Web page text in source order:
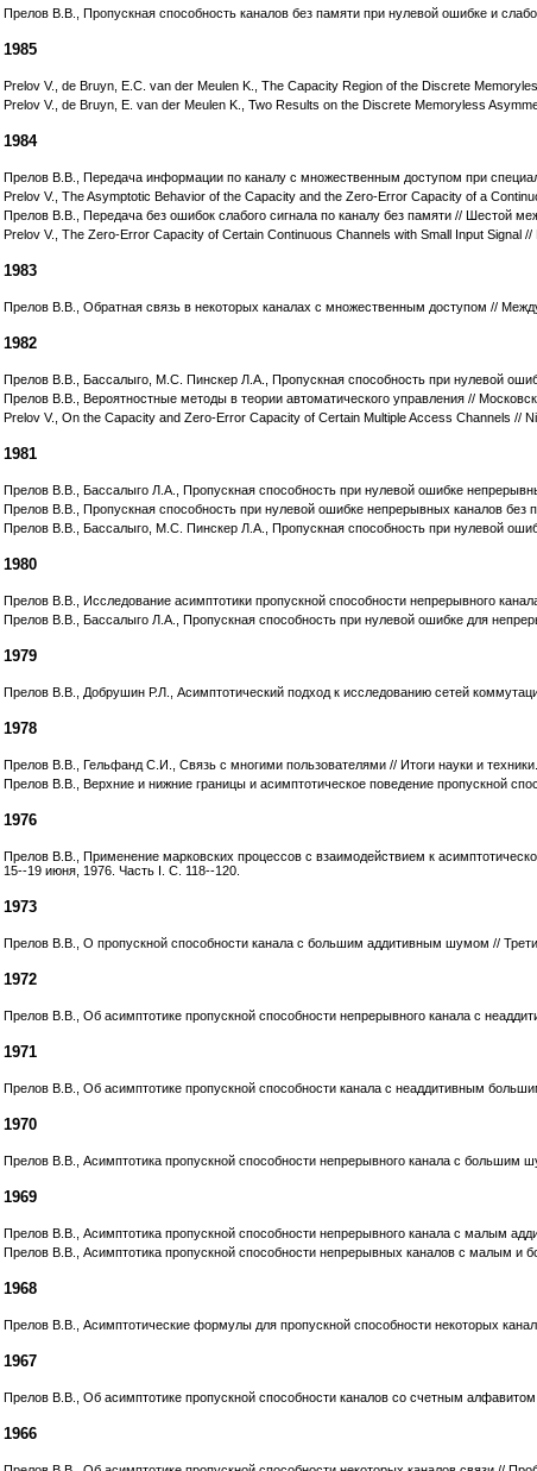
Прелов В.В., Пропускная способность каналов без памяти при нулевой ошибке и
1985
Prelov V., de Bruyn, E.C. van der Meulen K., The Capacity Region of the Discrete
Prelov V., de Bruyn, E. van der Meulen K., Two Results on the Discrete Memoryless
1984
Прелов В.В., Передача информации по каналу с множественным доступом при
Prelov V., The Asymptotic Behavior of the Capacity and the Zero-Error Capacity of a
Прелов В.В., Передача без ошибок слабого сигнала по каналу без памяти // Шестой
Prelov V., The Zero-Error Capacity of Certain Continuous Channels with Small Input Signal
1983
Прелов В.В., Обратная связь в некоторых каналах с множественным доступом //
1982
Прелов В.В., Бассалыго, М.С. Пинскер Л.А., Пропускная способность при нулевой
Прелов В.В., Вероятностные методы в теории автоматического управления //
Prelov V., On the Capacity and Zero-Error Capacity of Certain Multiple Access Channels //
1981
Прелов В.В., Бассалыго Л.А., Пропускная способность при нулевой ошибке
Прелов В.В., Пропускная способность при нулевой ошибке непрерывных каналов
Прелов В.В., Бассалыго, М.С. Пинскер Л.А., Пропускная способность при нулевой
1980
Прелов В.В., Исследование асимптотики пропускной способности непрерывного
Прелов В.В., Бассалыго Л.А., Пропускная способность при нулевой ошибке для
1979
Прелов В.В., Добрушин Р.Л., Асимптотический подход к исследованию сетей
1978
Прелов В.В., Гельфанд С.И., Связь с многими пользователями // Итоги науки и
Прелов В.В., Верхние и нижние границы и асимптотическое поведение пропускной
1976
Прелов В.В., Применение марковских процессов с взаимодействием к
15--19 июня, 1976. Часть I. С. 118--120.
1973
Прелов В.В., О пропускной способности канала с большим аддитивным шумом //
1972
Прелов В.В., Об асимптотике пропускной способности непрерывного канала с
1971
Прелов В.В., Об асимптотике пропускной способности канала с неаддитивным
1970
Прелов В.В., Асимптотика пропускной способности непрерывного канала с
1969
Прелов В.В., Асимптотика пропускной способности непрерывного канала с малым
Прелов В.В., Асимптотика пропускной способности непрерывных каналов с малым
1968
Прелов В.В., Асимптотические формулы для пропускной способности некоторых
1967
Прелов В.В., Об асимптотике пропускной способности каналов со счетным
1966